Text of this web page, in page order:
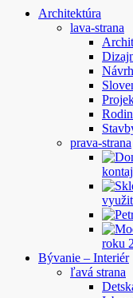
Architektúra
lava-strana
prava-strana
roku
Bývanie – Interiér
ľavá strana